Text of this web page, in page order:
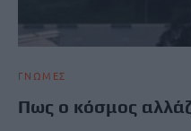
ΓΝΩΜΕΣ
Πως ο κόσμος